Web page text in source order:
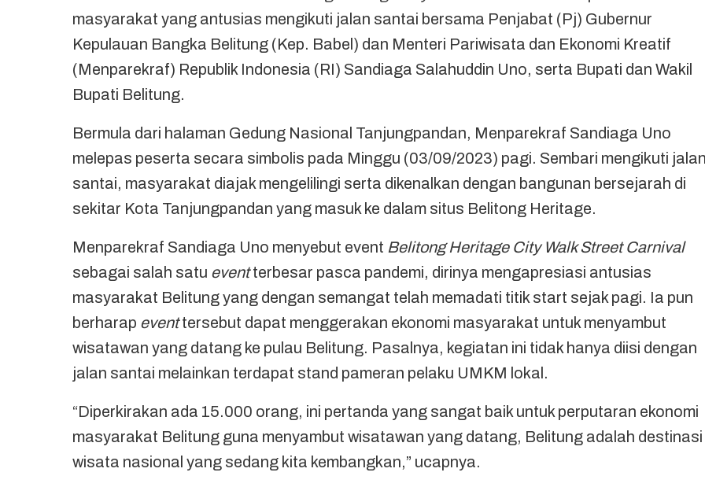
masyarakat yang antusias mengikuti jalan santai bersama Penjabat (Pj) Gubernur
Kepulauan Bangka Belitung (Kep. Babel) dan Menteri Pariwisata dan Ekonomi Kreatif
(Menparekraf) Republik Indonesia (RI) Sandiaga Salahuddin Uno, serta Bupati dan Wakil
Bupati Belitung.
Bermula dari halaman Gedung Nasional Tanjungpandan, Menparekraf Sandiaga Uno
melepas peserta secara simbolis pada Minggu (03/09/2023) pagi. Sembari mengikuti
santai, masyarakat diajak mengelilingi serta dikenalkan dengan bangunan bersejarah di
sekitar Kota Tanjungpandan yang masuk ke dalam situs Belitong Heritage.
Menparekraf Sandiaga Uno menyebut event Belitong Heritage City Walk Street Carnival
sebagai salah satu eventterbesar pasca pandemi, dirinya mengapresiasi antusias
masyarakat Belitung yang dengan semangat telah memadati titik start sejak pagi. Ia pun
berharap eventtersebut dapat menggerakan ekonomi masyarakat untuk menyambut
wisatawan yang datang ke pulau Belitung. Pasalnya, kegiatan ini tidak hanya diisi dengan
jalan santai melainkan terdapat stand pameran pelaku UMKM lokal.
“Diperkirakan ada 15.000 orang, ini pertanda yang sangat baik untuk perputaran ekonomi
masyarakat Belitung guna menyambut wisatawan yang datang, Belitung adalah destinasi
wisata nasional yang sedang kita kembangkan,” ucapnya.